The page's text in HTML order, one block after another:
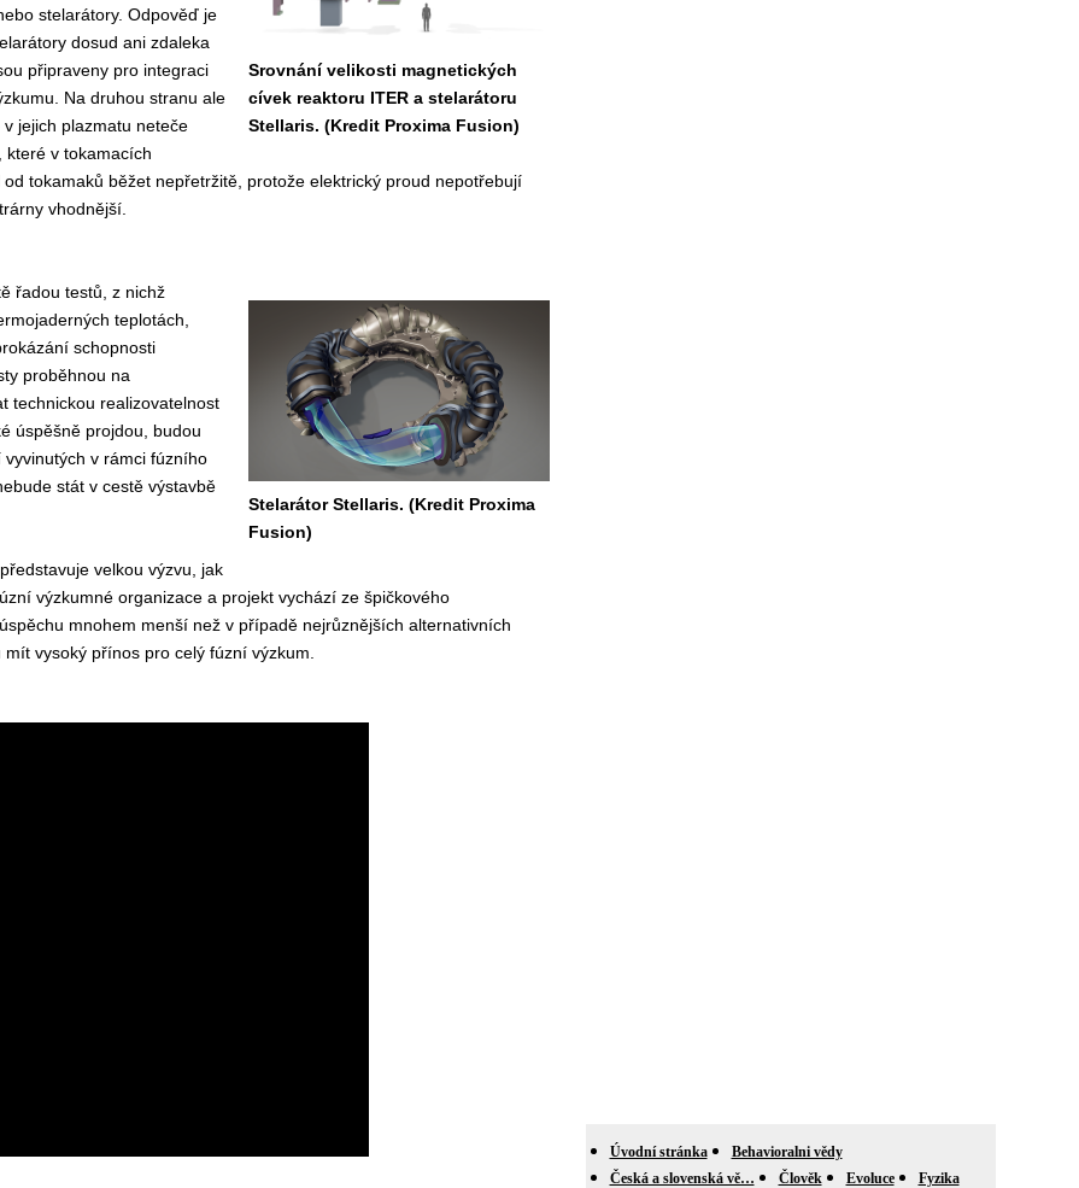
Srovnání velikosti magnetických
cívek reaktoru ITER a stelarátoru
Stellaris. (Kredit Proxima Fusion)
stelarátory. Odpověď je
dosud ani zdaleka
připraveny pro integraci
Na druhou stranu ale
jejich plazmatu neteče
které v tokamacích
tokamaků běžet nepřetržitě, protože elektrický proud nepotřebují
vhodnější.
Stelarátor Stellaris. (Kredit Proxima
Fusion)
řadou testů, z nichž
teplotách,
schopnosti
proběhnou na
technickou realizovatelnost
úspěšně projdou, budou
v rámci fúzního
stát v cestě výstavbě
velkou výzvu, jak
výzkumné organizace a projekt vychází ze špičkového
mnohem menší než v případě nejrůznějších alternativních
vysoký přínos pro celý fúzní výzkum.
Úvodní stránka
Behavioralni vědy
Česká a slovenská vě…
Člověk Evoluce
Fyzika